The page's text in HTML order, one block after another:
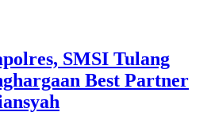
SMSI Tulang
Best Partner